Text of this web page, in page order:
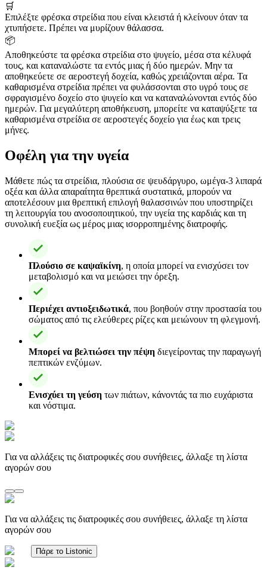
🛒
Επιλέξτε φρέσκα στρείδια που είναι κλειστά ή κλείνουν όταν τα
χτυπήσετε. Πρέπει να μυρίζουν θάλασσα.
📦
Αποθηκεύστε τα φρέσκα στρείδια στο ψυγείο, μέσα στα κέλυφά
τους, και καταναλώστε τα εντός μιας ή δύο ημερών. Μην τα
αποθηκεύετε σε αεροστεγή δοχεία, καθώς χρειάζονται αέρα. Τα
καθαρισμένα στρείδια πρέπει να φυλάσσονται στο υγρό τους σε
σφραγισμένο δοχείο στο ψυγείο και να καταναλώνονται εντός δύο
ημερών. Για μεγαλύτερη αποθήκευση, μπορείτε να καταψύξετε τα
καθαρισμένα στρείδια σε αεροστεγές δοχείο για έως και τρεις
μήνες.
Οφέλη για την υγεία
Μάθετε πώς τα στρείδια, πλούσια σε ψευδάργυρο, ωμέγα-3 λιπαρά
οξέα και άλλα απαραίτητα θρεπτικά συστατικά, μπορούν να
αποτελέσουν μια θρεπτική επιλογή θαλασσινών που υποστηρίζει
τη λειτουργία του ανοσοποιητικού, την υγεία της καρδιάς και τη
συνολική ευεξία ως μέρος μιας ισορροπημένης διατροφής.
Πλούσιο σε καψαϊκίνη, η οποία μπορεί να ενισχύσει τον
μεταβολισμό και να μειώσει την όρεξη.
Περιέχει αντιοξειδωτικά, που βοηθούν στην προστασία του
σώματος από τις ελεύθερες ρίζες και μειώνουν τη φλεγμονή.
Μπορεί να βελτιώσει την πέψη διεγείροντας την παραγωγή
πεπτικών ενζύμων.
Ενισχύει τη γεύση των πιάτων, κάνοντάς τα πιο ευχάριστα
και νόστιμα.
Για να αλλάξεις τις διατροφικές σου συνήθειες, άλλαξε τη λίστα
αγορών σου
Για να αλλάξεις τις διατροφικές σου συνήθειες, άλλαξε τη λίστα
αγορών σου
Πάρε το Listonic